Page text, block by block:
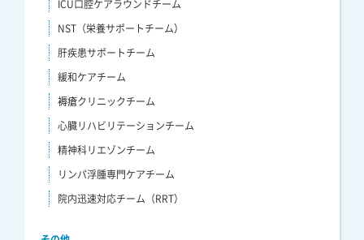
ICU口腔ケアラウンドチーム
NST（栄養サポートチーム）
肝疾患サポートチーム
緩和ケアチーム
褥瘡クリニックチーム
心臓リハビリテーションチーム
精神科リエゾンチーム
リンパ浮腫専門ケアチーム
院内迅速対応チーム（RRT）